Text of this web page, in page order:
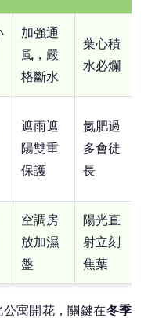
加強通
風，嚴
格斷水
葉心積
水必爛
遮雨遮
陽雙重
保護
氮肥過
多會徒
長
空調房
放加濕
盤
陽光直
射立刻
焦葉
寓開花，關鍵在冬季